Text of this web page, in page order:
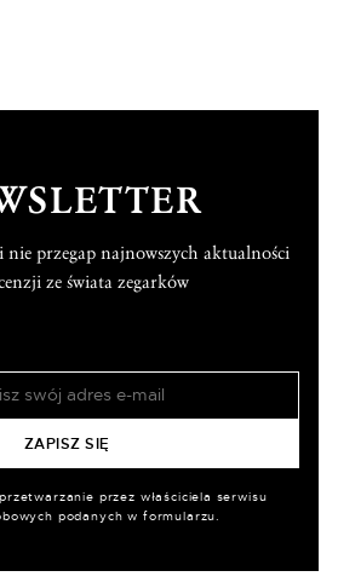
nie przegap najnowszych aktualności
ze świata zegarków
przez właściciela serwisu
podanych w formularzu.